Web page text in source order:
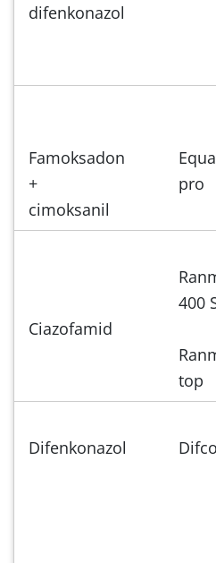
difenkonazol
Famoksadon
+
cimoksanil
pro
Ciazofamid
400
top
Difenkonazol